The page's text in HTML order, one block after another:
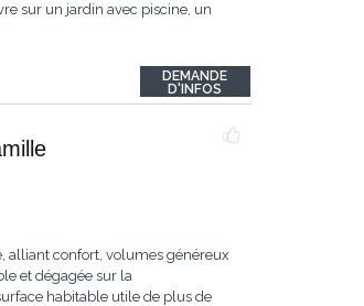
sur un jardin avec piscine, un
DEMANDE
D'INFOS
alliant confort, volumes généreux
et dégagée sur la
habitable utile de plus de